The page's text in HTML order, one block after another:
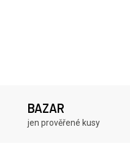
BAZAR
jen prověřené kusy